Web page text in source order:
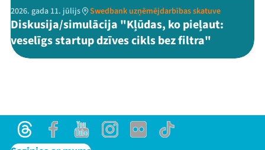
2026. gada 11. jūlijs Swedbank uzņēmējdarbības skatuve
Diskusija/simulācija "Kļūdas, ko pieļaut:
veselīgs startup dzīves cikls bez filtra"
ThreadsFacebookYoutubeInstagram
Flick TikTok